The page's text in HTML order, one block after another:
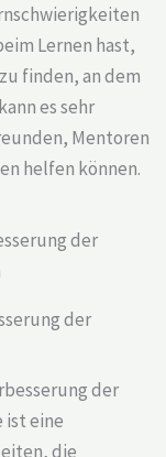
Lernen hast,
finden, an dem
es sehr
Mentoren
helfen können.
der
der
ist eine
die